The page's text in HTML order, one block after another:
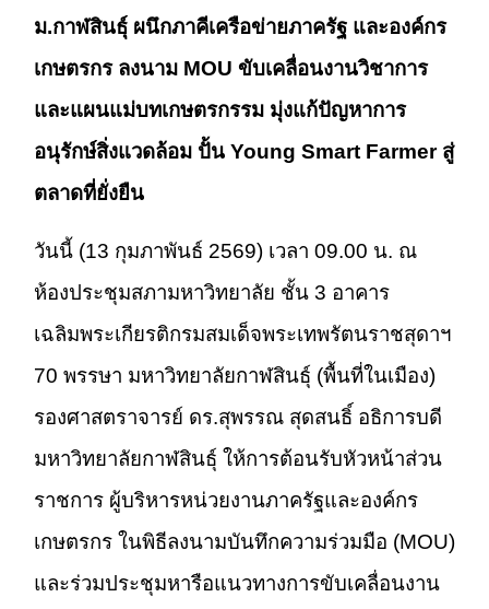
ม.กาฬสินธุ์ ผนึกภาคีเครือข่ายภาครัฐ และองค์กร
เกษตรกร ลงนาม MOU ขับเคลื่อนงานวิชาการ
และแผนแม่บทเกษตรกรรม มุ่งแก้ปัญหาการ
อนุรักษ์สิ่งแวดล้อม ปั้น Young Smart Farmer สู่
ตลาดที่ยั่งยืน
วันนี้ (13 กุมภาพันธ์ 2569) เวลา 09.00 น. ณ
ห้องประชุมสภามหาวิทยาลัย ชั้น 3 อาคาร
เฉลิมพระเกียรติกรมสมเด็จพระเทพรัตนราชสุดาฯ
70 พรรษา มหาวิทยาลัยกาฬสินธุ์ (พื้นที่ในเมือง)
รองศาสตราจารย์ ดร.สุพรรณ สุดสนธิ์ อธิการบดี
มหาวิทยาลัยกาฬสินธุ์ ให้การต้อนรับหัวหน้าส่วน
ราชการ ผู้บริหารหน่วยงานภาครัฐและองค์กร
เกษตรกร ในพิธีลงนามบันทึกความร่วมมือ (MOU)
และร่วมประชุมหารือแนวทางการขับเคลื่อนงาน